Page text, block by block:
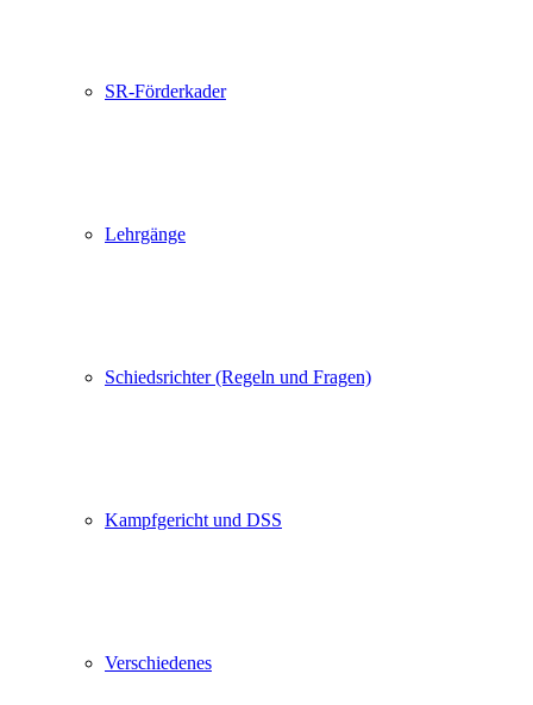
SR-Förderkader
Lehrgänge
Schiedsrichter (Regeln und Fragen)
Kampfgericht und DSS
Verschiedenes